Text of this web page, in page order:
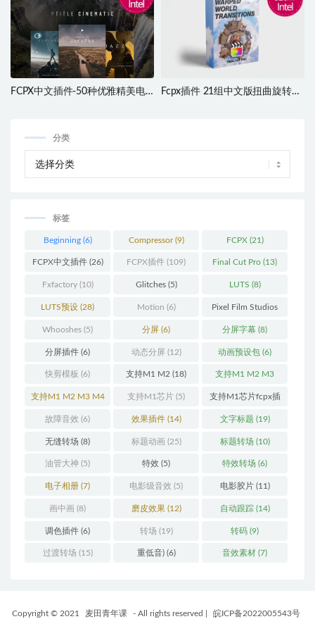
FCPX中文插件-50种优雅精美电
Fcpx插件 21组中文版扭曲旋转转
分类
标签
Beginning(6) Compressor(9) FCPX(21)
FCPX中文插件(26) FCPX插件 (109) Final Cut Pro (13)
Fxfactory(10) Glitches(5) LUTS (8)
LUTS预设 (28) Motion (6) Pixel Film Studios
(11)
Whooshes (5) 分屏 (6) 分屏字幕 (8)
分屏插件 (6) 动态分屏(12) 动画预设包 (6)
快剪模板 (6) 支持M1 M2 (18) 支持M1 M2 M3
(25)
支持M1 M2 M3 M4
(25)
支持M1芯片 (5) 支持M1芯片fcpx插
件(460)
故障音效 (6) 效果插件(14) 文字标题 (19)
无缝转场 (8) 标题动画(25) 标题转场 (10)
油管大神 (5) 特效 (5) 特效转场 (6)
电子相册 (7) 电影级音效 (5) 电影胶片(11)
画中画 (8) 磨皮效果(12) 自动跟踪(14)
调色插件 (6) 转场 (19) 转码 (9)
过渡转场 (15) 重低音)(6) 音效素材 (7)
Copyright © 2021 麦田青年课 - All rights reserved 皖ICP备2022005543号